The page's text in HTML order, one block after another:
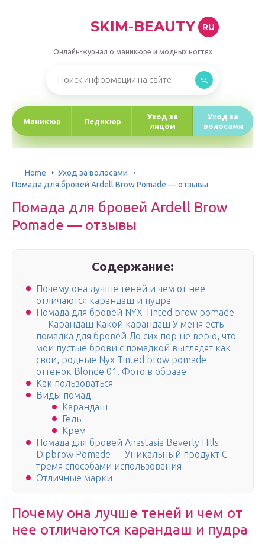
SKIM-BEAUTY RU
Онлайн-журнал о маникюре и модных ногтях
Маникюр Педикюр
Уход за
лицом
Уход за
волосами
Home
Уход за волосами
Помада для бровей Ardell Brow Pomade — отзывы
Помада для бровей Ardell Brow
Pomade — отзывы
Содержание:
Почему она лучше теней и чем от нее
отличаются карандаш и пудра
Помада для бровей NYX Tinted brow pomade
— Карандаш Какой карандаш У меня есть
помадка для бровей До сих пор не верю, что
мои пустые брови с помадкой выглядят как
свои, родные Nyx Tinted brow pomade
оттенок Blonde 01. Фото в образе
Как пользоваться
Виды помад
Карандаш
Гель
Крем
Помада для бровей Anastasia Beverly Hills
Dipbrow Pomade — Уникальный продукт С
тремя способами использования
Отличные марки
Почему она лучше теней и чем от
нее отличаются карандаш и пудра